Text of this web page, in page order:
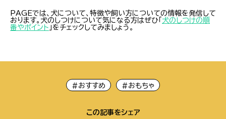
PAGEでは、犬について、特徴や飼い方についての情報を発信して
おります。犬のしつけについて気になる方はぜひ「犬のしつけの順
番やポイント 」をチェックしてみましょう。
#おすすめ #おもちゃ
この記事をシェア